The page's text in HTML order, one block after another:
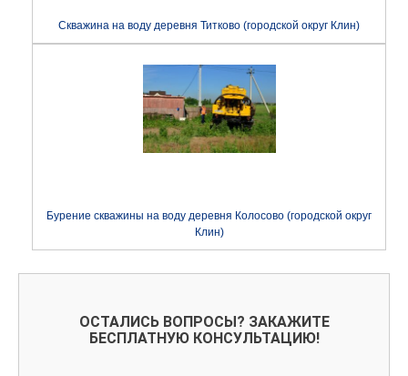
Скважина на воду деревня Титково (городской округ Клин)
Бурение скважины на воду деревня Колосово (городской округ
Клин)
ОСТАЛИСЬ ВОПРОСЫ? ЗАКАЖИТЕ
БЕСПЛАТНУЮ КОНСУЛЬТАЦИЮ!